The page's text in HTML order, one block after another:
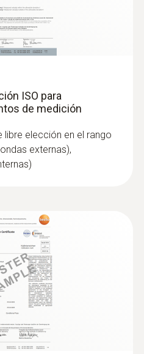
ISO para
de medición
libre elección en el rango
externas),